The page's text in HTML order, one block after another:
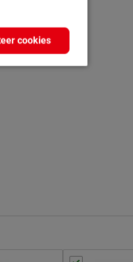
cookies